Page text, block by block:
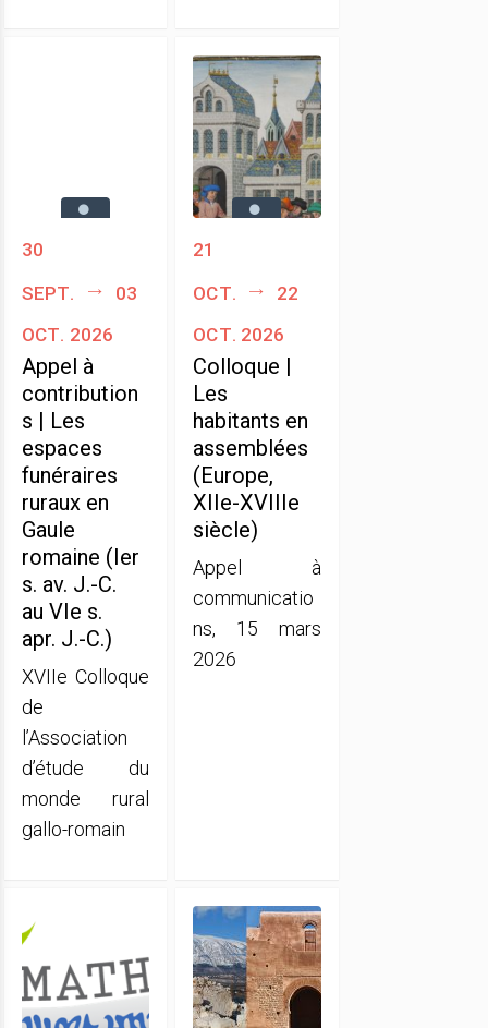
30
sept.
03
oct. 2026
Appel à
contribution
s | Les
espaces
funéraires
ruraux en
Gaule
romaine (Ier
s. av. J.-C.
au VIe s.
apr. J.-C.)
XVIIe Colloque
de
l’Association
d’étude du
monde rural
gallo-romain
21
oct.
22
oct. 2026
Colloque |
Les
habitants en
assemblées
(Europe,
XIIe-XVIIIe
siècle)
Appel à
communicatio
ns, 15 mars
2026